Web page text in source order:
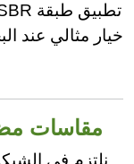
خيار مثالي عند
مقاسات
نلتزم في